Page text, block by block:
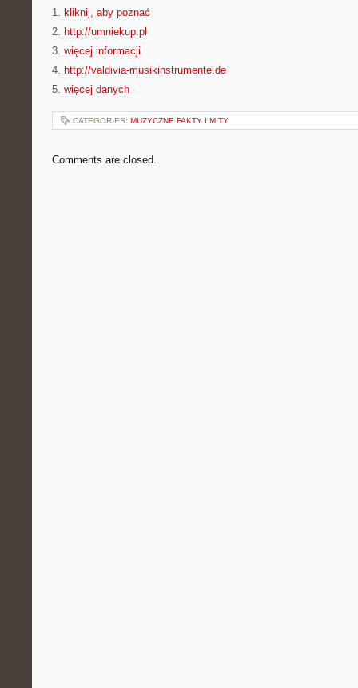
1. kliknij, aby poznać
2. http://umniekup.pl
3. więcej informacji
4. http://valdivia-musikinstrumente.de
5. więcej danych
CATEGORIES: MUZYCZNE FAKTY I MITY
Comments are closed.